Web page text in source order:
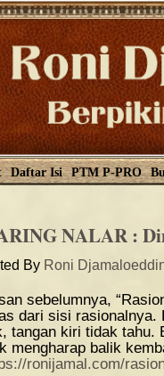
Daftar Isi PTM P-PRO
NALAR :
By Roni
sebelumnya,
dari sisi rasionalnya.
tangan kiri tidak tahu.
mengharap balik
ronijamal.com/